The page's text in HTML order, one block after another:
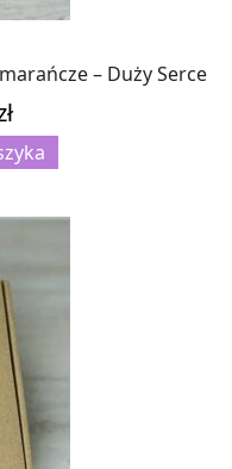
– Duży Serce